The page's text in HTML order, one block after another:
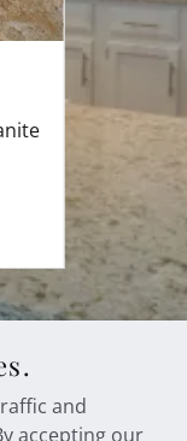
- ALL RIGHTS
and
accepting our